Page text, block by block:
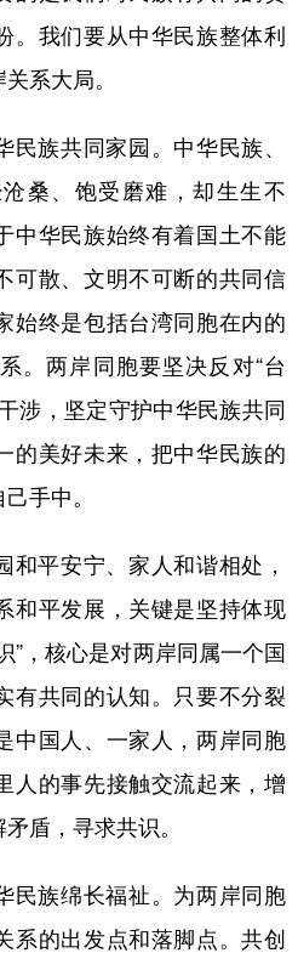
。我们要从中华民族整体利
系大局。
族共同家园。中华民族、
桑、饱受磨难，却生生不
中华民族始终有着国土不能
可散、文明不可断的共同信
始终是包括台湾同胞在内的
。两岸同胞要坚决反对“台
涉，坚定守护中华民族共同
的美好未来，把中华民族的
手中。
平安宁、家人和谐相处，
和平发展，关键是坚持体现
”，核心是对两岸同属一个国
有共同的认知。只要不分裂
中国人、一家人，两岸同胞
人的事先接触交流起来，增
盾，寻求共识。
族绵长福祉。为两岸同胞
系的出发点和落脚点。共创